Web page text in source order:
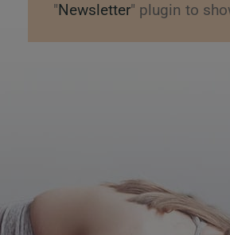
"Newsletter" plugin to